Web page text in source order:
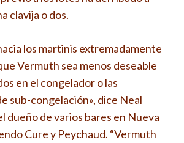
clavija o dos.
los martinis extremadamente
Vermuth sea menos deseable
en el congelador o las
sub-congelación», dice Neal
dueño de varios bares en Nueva
Cure y Peychaud. “Vermuth